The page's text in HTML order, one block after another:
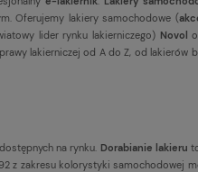
Oferujemy lakiery samochodowe (
lider rynku lakierniczego) Novol
lakierniczej od A do Z, od lakierów
na rynku. Dorabianie lakieru
z zakresu kolorystyki samochodowej